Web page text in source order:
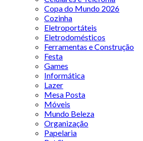
Copa do Mundo 2026
Cozinha
Eletroportáteis
Eletrodomésticos
Ferramentas e Construção
Festa
Games
Informática
Lazer
Mesa Posta
Móveis
Mundo Beleza
Organização
Papelaria